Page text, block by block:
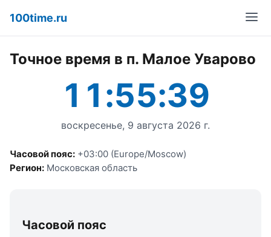
100time.ru
Точное время в п. Малое Уварово
11:55:39
воскресенье, 9 августа 2026 г.
Часовой пояс: +03:00 (Europe/Moscow)
Регион: Московская область
Часовой пояс